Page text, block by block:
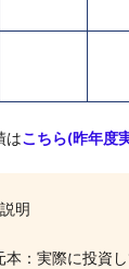
はこちら(昨年度
明
本：実際に投資